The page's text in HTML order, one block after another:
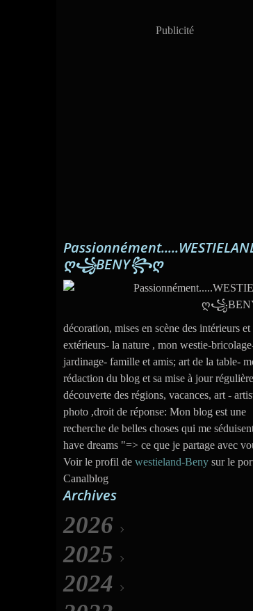
Publicité
ღ꧁BENY꧂ღ
décoration, mises en scène des intérieurs et
extérieurs- la nature , mon westie-
jardinage- famille et amis; art de la table-
rédaction du blog et sa mise à jour
découverte des régions, vacances, art -
photo ,droit de réponse: Mon blog est une
recherche de belles choses qui me
have dreams "=> ce que je partage avec
Voir le profil de westieland-Beny sur le
Canalblog
Archives
2026
Août
Juillet
2025
Décembre
2024